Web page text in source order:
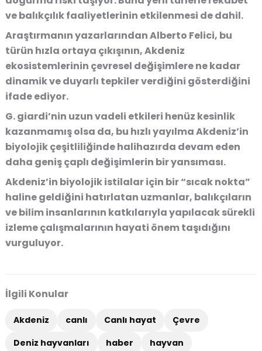
ve balıkçılık faaliyetlerinin etkilenmesi de dahil.
Araştırmanın yazarlarından Alberto Felici, bu
türün hızla ortaya çıkışının, Akdeniz
ekosistemlerinin çevresel değişimlere ne kadar
dinamik ve duyarlı tepkiler verdiğini gösterdiğini
ifade ediyor.
G. giardi’nin uzun vadeli etkileri henüz kesinlik
kazanmamış olsa da, bu hızlı yayılma Akdeniz’in
biyolojik çeşitliliğinde halihazırda devam eden
daha geniş çaplı değişimlerin bir yansıması.
Akdeniz’in biyolojik istilalar için bir “sıcak nokta”
haline geldiğini hatırlatan uzmanlar, balıkçıların
ve bilim insanlarının katkılarıyla yapılacak sürekli
izleme çalışmalarının hayati önem taşıdığını
vurguluyor.
İlgili Konular
Akdeniz canlı Canlı hayat
Çevre
Deniz hayvanları
haber hayvan